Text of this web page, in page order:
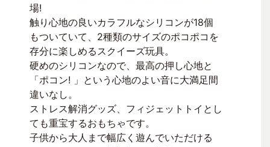
場!
触り心地の良いカラフルなシリコンが18個
もついていて、2種類のサイズのポコポコを
存分に楽しめるスクイーズ玩具。
硬めのシリコンなので、最高の押し心地と
「ポコン! 」という心地のよい音に大満足間
違いなし。
ストレス解消グッズ、フィジェットトイとし
ても重宝するおもちゃです。
子供から大人まで幅広く遊んでいただける